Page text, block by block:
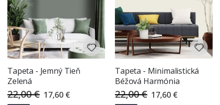
Tapeta - Jemný Tieň
Zelená
22,00 € Special
Price
17,60 €
Tapeta - Minimalistická
Béžová Harmónia
22,00 € Special
Price
17,60 €